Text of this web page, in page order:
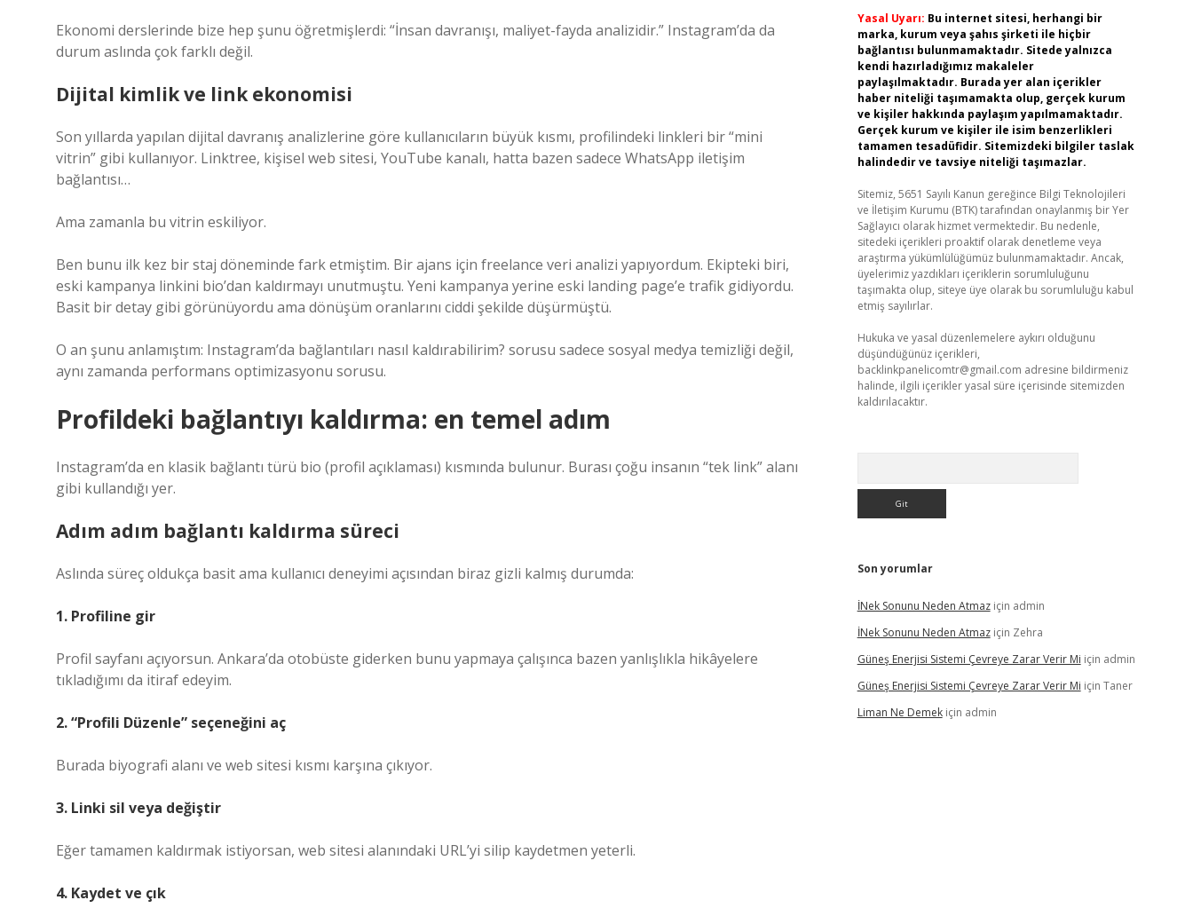
Ekonomi derslerinde bize hep şunu öğretmişlerdi: “İnsan davranışı, maliyet-fayda analizidir.” Instagram’da da
durum aslında çok farklı değil.
Dijital kimlik ve link ekonomisi
Son yıllarda yapılan dijital davranış analizlerine göre kullanıcıların büyük kısmı, profilindeki linkleri bir “mini
vitrin” gibi kullanıyor. Linktree, kişisel web sitesi, YouTube kanalı, hatta bazen sadece WhatsApp iletişim
bağlantısı…
Ama zamanla bu vitrin eskiliyor.
Ben bunu ilk kez bir staj döneminde fark etmiştim. Bir ajans için freelance veri analizi yapıyordum. Ekipteki biri,
eski kampanya linkini bio’dan kaldırmayı unutmuştu. Yeni kampanya yerine eski landing page’e trafik gidiyordu.
Basit bir detay gibi görünüyordu ama dönüşüm oranlarını ciddi şekilde düşürmüştü.
O an şunu anlamıştım: Instagram’da bağlantıları nasıl kaldırabilirim? sorusu sadece sosyal medya temizliği değil,
aynı zamanda performans optimizasyonu sorusu.
Profildeki bağlantıyı kaldırma: en temel adım
Instagram’da en klasik bağlantı türü bio (profil açıklaması) kısmında bulunur. Burası çoğu insanın “tek link” alanı
gibi kullandığı yer.
Adım adım bağlantı kaldırma süreci
Aslında süreç oldukça basit ama kullanıcı deneyimi açısından biraz gizli kalmış durumda:
1. Profiline gir
Profil sayfanı açıyorsun. Ankara’da otobüste giderken bunu yapmaya çalışınca bazen yanlışlıkla hikâyelere
tıkladığımı da itiraf edeyim.
2. “Profili Düzenle” seçeneğini aç
Burada biyografi alanı ve web sitesi kısmı karşına çıkıyor.
3. Linki sil veya değiştir
Eğer tamamen kaldırmak istiyorsan, web sitesi alanındaki URL’yi silip kaydetmen yeterli.
4. Kaydet ve çık
Yasal Uyarı: Bu internet sitesi, herhangi bir
marka, kurum veya şahıs şirketi ile hiçbir
bağlantısı bulunmamaktadır. Sitede yalnızca
kendi hazırladığımız makaleler
paylaşılmaktadır. Burada yer alan içerikler
haber niteliği taşımamakta olup, gerçek kurum
ve kişiler hakkında paylaşım yapılmamaktadır.
Gerçek kurum ve kişiler ile isim benzerlikleri
tamamen tesadüfidir. Sitemizdeki bilgiler taslak
halindedir ve tavsiye niteliği taşımazlar.
Sitemiz, 5651 Sayılı Kanun gereğince Bilgi Teknolojileri
ve İletişim Kurumu (BTK) tarafından onaylanmış bir Yer
Sağlayıcı olarak hizmet vermektedir. Bu nedenle,
sitedeki içerikleri proaktif olarak denetleme veya
araştırma yükümlülüğümüz bulunmamaktadır. Ancak,
üyelerimiz yazdıkları içeriklerin sorumluluğunu
taşımakta olup, siteye üye olarak bu sorumluluğu kabul
etmiş sayılırlar.
Hukuka ve yasal düzenlemelere aykırı olduğunu
düşündüğünüz içerikleri,
backlinkpanelicomtr@gmail.com adresine bildirmeniz
halinde, ilgili içerikler yasal süre içerisinde sitemizden
kaldırılacaktır.
Son yorumlar
İNek Sonunu Neden Atmaziçin admin
İNek Sonunu Neden Atmaziçin Zehra
Güneş Enerjisi Sistemi Çevreye Zarar Verir Mi için admin
Güneş Enerjisi Sistemi Çevreye Zarar Verir Mi için Taner
Liman Ne Demekiçin admin